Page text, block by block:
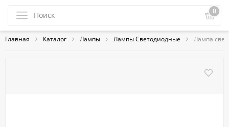
0
Главная Каталог Лампы Лампы Светодиодные Лампа